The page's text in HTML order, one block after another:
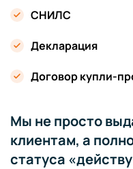
СНИЛС
Декларация
Договор купли-
Мы не просто
клиентам, а
статуса